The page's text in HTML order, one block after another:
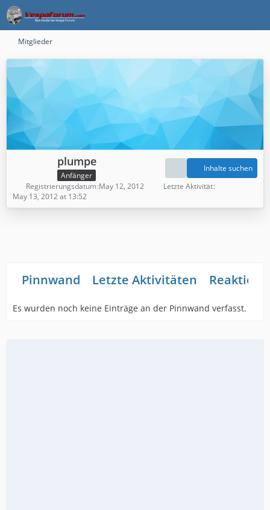
Mitglieder
plumpe
Anfänger
Inhalte suchen
Registrierungsdatum May 12, 2012
Letzte Aktivität
May 13, 2012 at 13:52
Pinnwand Letzte Aktivitäten
Es wurden noch keine Einträge an der Pinnwand verfasst.